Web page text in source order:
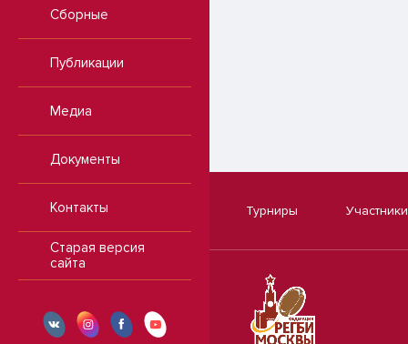
Сборные
Публикации
Медиа
Документы
Контакты
Старая версия
сайта
Турниры Участники